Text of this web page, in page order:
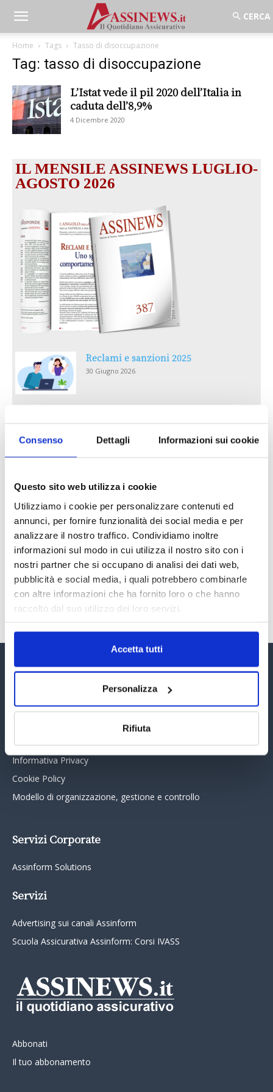
Consenso Dettagli Informazioni sui cookie
Questo sito web utilizza i cookie
Utilizziamo i cookie per personalizzare contenuti ed
annunci, per fornire funzionalità dei social media e per
analizzare il nostro traffico. Condividiamo inoltre
informazioni sul modo in cui utilizza il nostro sito con i
nostri partner che si occupano di analisi dei dati web,
pubblicità e social media, i quali potrebbero combinarle
con altre informazioni che ha fornito loro o che hanno
raccolto dal suo utilizzo dei loro servizi.
Accetta tutti
Personalizza
Rifiuta
Home Tags Tasso di disoccupazione
Tag: tasso di disoccupazione
L’Istat vede il pil 2020 dell’Italia in
caduta dell’8,9%
4 Dicembre 2020
IL MENSILE ASSINEWS LUGLIO-
AGOSTO 2026
Reclami e sanzioni 2025
30 Giugno 2026
30 Giugno 2026
30 Giugno 2026
PREMI 2025. I TOP TEN
30 Giugno 2026
TUTTI GLI ARTICOLI DEL MESE
Assinform Editore
Chi siamo
Collabora con noi
Informativa Privacy
Cookie Policy
Modello di organizzazione, gestione e controllo
Servizi Corporate
Assinform Solutions
Servizi
Advertising sui canali Assinform
Scuola Assicurativa Assinform: Corsi IVASS
Abbonati
Il tuo abbonamento